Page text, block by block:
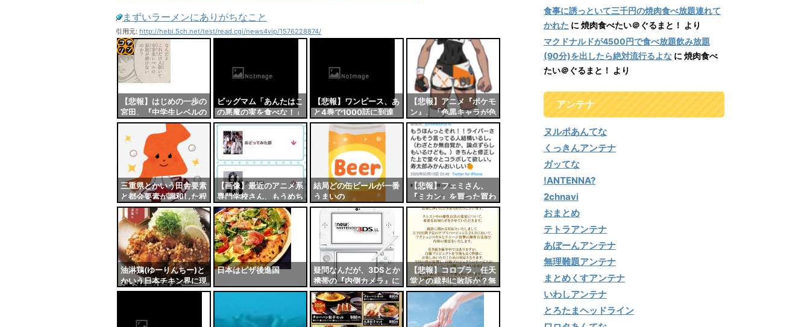
まずいラーメンにありがちなこと
引用元: http://hebi.5ch.net/test/read.cgi/news4vip/1576228874/
【悲報】はじめの一歩の
宮田、『中学生レベルの
算数』すら解けない
ビッグマム「あんたはこ
の悪魔の実を食べな！」
クラッカー「叩けばビス
ケットが増える能力
か…」
【悲報】ワンピース、あ
と4巻で1000話に到達
する模様
【悲報】アニメ『ポケモ
ン』、「色黒キャラが色
白になった」と外人に難
癖をつけられてしまう
三重県とかいう田舎要素
と都会要素が調和した程
よい県
【画像】最近のアニメ系
専門学校さん、もうめち
ゃくちゃｗｗｗｗ
結局どの缶ビールが一番
うまいの
【悲報】フェミさん、
『ミカン』を買った買わ
ないで仲間同士で喧嘩し
てしまう
油淋鶏(ゆーりんちー)と
かいう日本チキン界に現
れた新たな覇権
日本はピザ後進国
疑問なんだが、3DSとか
携帯の『内側カメラ』に
シール貼るのって普通だ
よな？
【悲報】コロプラ、任天
堂との裁判に敗訴か？無
事『白猫』の操作法が変
わる模様
コテ
リン
- 固
定リ
更新
ツー
ル
食事に誘っといて三千円の焼肉食べ放題連れて
かれた に 焼肉食べたい＠ぐるまと！ より
マクドナルドが4500円で食べ放題飲み放題
(90分)を出したら絶対流行るよな に 焼肉食べ
たい＠ぐるまと！ より
アンテナ
ヌルポあんてな
くっきんアンテナ
ガッてな
!ANTENNA?
2chnavi
おまとめ
テトラアンテナ
あぼーんアンテナ
無理難題アンテナ
まとめくすアンテナ
いわしアンテナ
とろたまヘッドライン